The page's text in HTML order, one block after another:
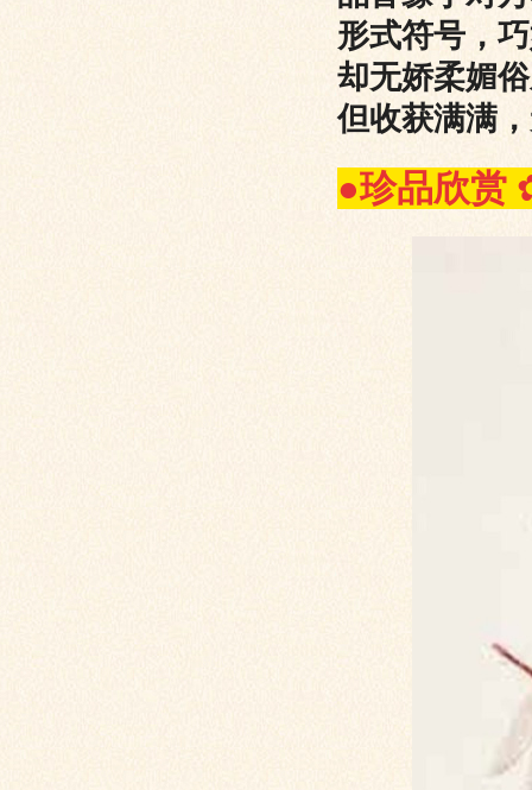
形式符号，
却无娇柔媚
但收获满满
●珍品欣赏